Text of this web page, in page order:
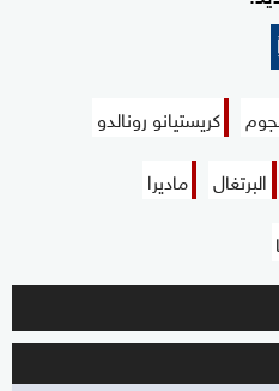
كريستيانو رونالدو
البرتغال
ماديرا